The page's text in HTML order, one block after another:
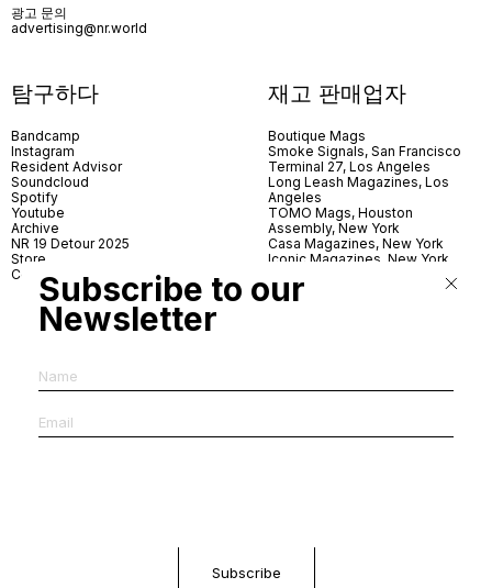
광고 문의
advertising@nr.world
탐구하다
Bandcamp
Instagram
Resident Advisor
Soundcloud
Spotify
Youtube
Archive
NR 19 Detour 2025
Store
Contact
재고 판매업자
Boutique Mags
Smoke Signals, San Francisco
Terminal 27, Los Angeles
Long Leash Magazines, Los
Angeles
TOMO Mags, Houston
Assembly, New York
Casa Magazines, New York
Iconic Magazines, New York
Village Books, Leeds
Village Books, Manchester
Dorbeetle, Hangzhou
World Magazines, Seoul
Aoyama Book Center, Tokyo
Subscribe to our
Newsletter